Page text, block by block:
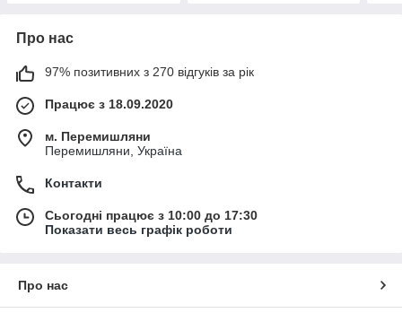
Про нас
97% позитивних з 270 відгуків за рік
Працює з 18.09.2020
м. Перемишляни
Перемишляни, Україна
Контакти
Сьогодні працює з 10:00 до 17:30
Показати весь графік роботи
Про нас